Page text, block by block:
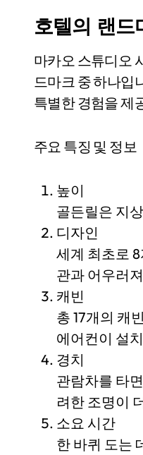
호텔의 랜드
마카오 스튜디오
드마크 중 하나입
특별한 경험을 제
주요 특징 및 정보
높이
골든릴은 지
디자인
세계 최초로
관과 어우러
캐빈
총 17개의 캐
에어컨이 설
경치
관람차를 타
려한 조명이
소요 시간
한 바퀴 도는